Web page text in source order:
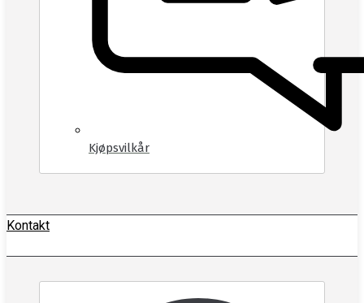
Kjøpsvilkår
Kontakt